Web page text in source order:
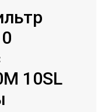
10SL